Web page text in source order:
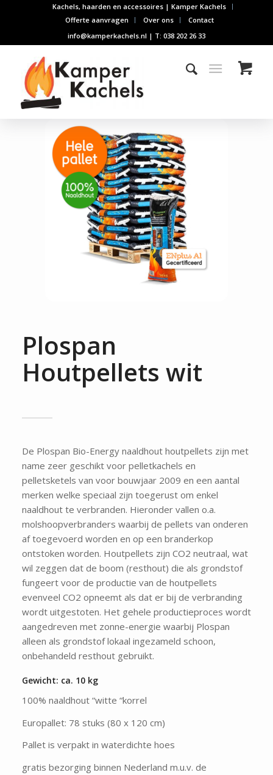
Kachels, haarden en accessoires | Kamper Kachels
Offerte aanvragen
Over ons
Contact
info@kamperkachels.nl | T: 038 202 26 33
Plospan
Houtpellets wit
De Plospan Bio-Energy naaldhout houtpellets zijn met
name zeer geschikt voor pelletkachels en
pelletsketels van voor bouwjaar 2009 en een aantal
merken welke speciaal zijn toegerust om enkel
naaldhout te verbranden. Hieronder vallen o.a.
molshoopverbranders waarbij de pellets van onderen
af toegevoerd worden en op een branderkop
ontstoken worden. Houtpellets zijn CO2 neutraal, wat
wil zeggen dat de boom (resthout) die als grondstof
fungeert voor de productie van de houtpellets
evenveel CO2 opneemt als dat er bij de verbranding
wordt uitgestoten. Het gehele productieproces wordt
aangedreven met zonne-energie waarbij Plospan
alleen als grondstof lokaal ingezameld schoon,
onbehandeld resthout gebruikt.
Gewicht: ca. 10 kg
100% naaldhout “witte “korrel
Europallet: 78 stuks (80 x 120 cm)
Pallet is verpakt in waterdichte hoes
gratis bezorging binnen Nederland m.u.v. de